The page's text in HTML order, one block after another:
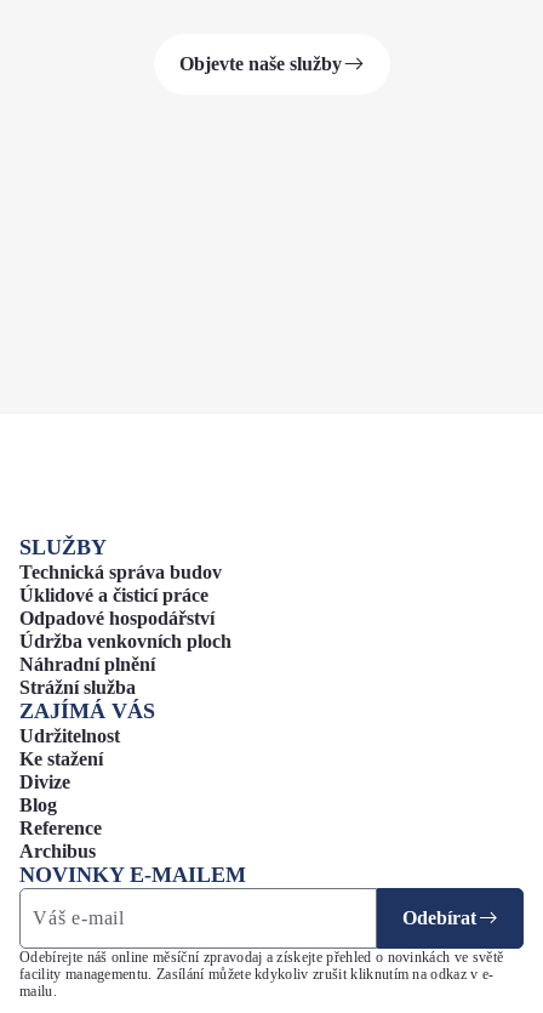
Objevte naše služby
SLUŽBY
Technická správa budov
Úklidové a čisticí práce
Odpadové hospodářství
Údržba venkovních ploch
Náhradní plnění
Strážní služba
ZAJÍMÁ VÁS
Udržitelnost
Ke stažení
Divize
Blog
Reference
Archibus
NOVINKY E-MAILEM
Odebírat
Odebírejte náš online měsíční zpravodaj a získejte přehled o novinkách ve světě
facility managementu. Zasílání můžete kdykoliv zrušit kliknutím na odkaz v e-
mailu.